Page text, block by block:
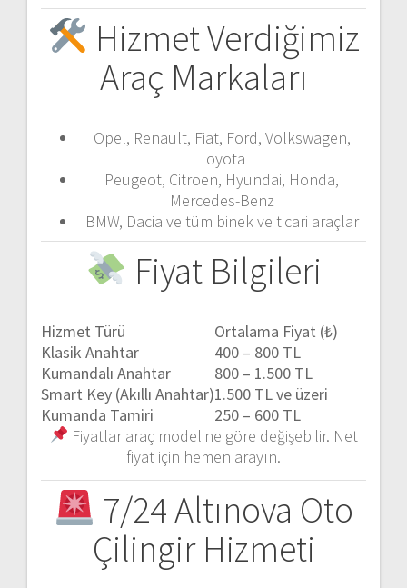
Hizmet Verdiğimiz
Araç Markaları
Opel, Renault, Fiat, Ford, Volkswagen,
Toyota
Peugeot, Citroen, Hyundai, Honda,
Mercedes-Benz
BMW, Dacia ve tüm binek ve ticari araçlar
Fiyat Bilgileri
Hizmet Türü
Ortalama Fiyat (₺)
Klasik Anahtar
400 – 800 TL
Kumandalı Anahtar
800 – 1.500 TL
Smart Key (Akıllı Anahtar)1.500 TL ve üzeri
Kumanda Tamiri
250 – 600 TL
Fiyatlar araç modeline göre değişebilir. Net
fiyat için hemen arayın.
7/24 Altınova Oto
Çilingir Hizmeti